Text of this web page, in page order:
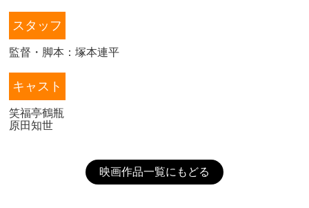
スタッフ
監督・脚本：塚本連平
キャスト
笑福亭鶴瓶
原田知世
映画作品一覧にもどる